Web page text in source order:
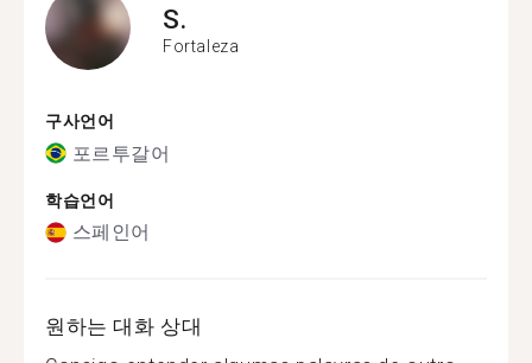
S.
Fortaleza
구사언어
포르투갈어
학습언어
스페인어
원하는 대화 상대